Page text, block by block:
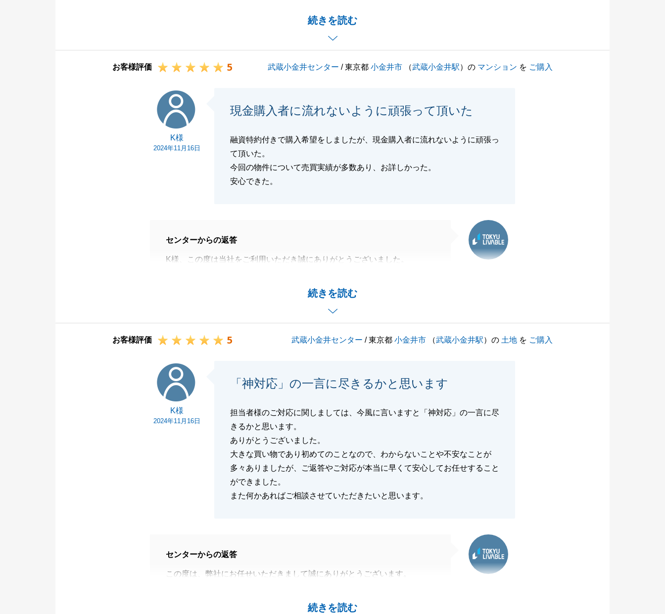
続きを読む
迅速にご対応いただけましたことで、スムーズにお取引を終えることができ
無事リフォームも完成されますこと、心よりお祈りしております。
今後ともお役に立てますよう尽力いたします。
お客様評価 5 武蔵小金井センター / 東京都小金井市 （武蔵小金井駅）の マンション を ご購入
K様
2024年11月16日
現金購入者に流れないように頑張って頂いた
融資特約付きで購入希望をしましたが、現金購入者に流れないように頑張っ
て頂いた。
今回の物件について売買実績が多数あり、お詳しかった。
安心できた。
続きを読む
センターからの返答
K様、この度は当社をご利用いただき誠にありがとうございました。
K様にいつも迅速にご対応いただいたおかげかと存じます。感謝申し上げま
今後とも、何卒よろしくお願いいたします。
お客様評価 5 武蔵小金井センター / 東京都小金井市 （武蔵小金井駅）の 土地 を ご購入
K様
2024年11月16日
「神対応」の一言に尽きるかと思います
担当者様のご対応に関しましては、今風に言いますと「神対応」の一言に尽
きるかと思います。
ありがとうございました。
大きな買い物であり初めてのことなので、わからないことや不安なことが
多々ありましたが、ご返答やご対応が本当に早くて安心してお任せすること
ができました。
また何かあればご相談させていただきたいと思います。
続きを読む
センターからの返答
この度は、弊社にお任せいただきまして誠にありがとうございます。